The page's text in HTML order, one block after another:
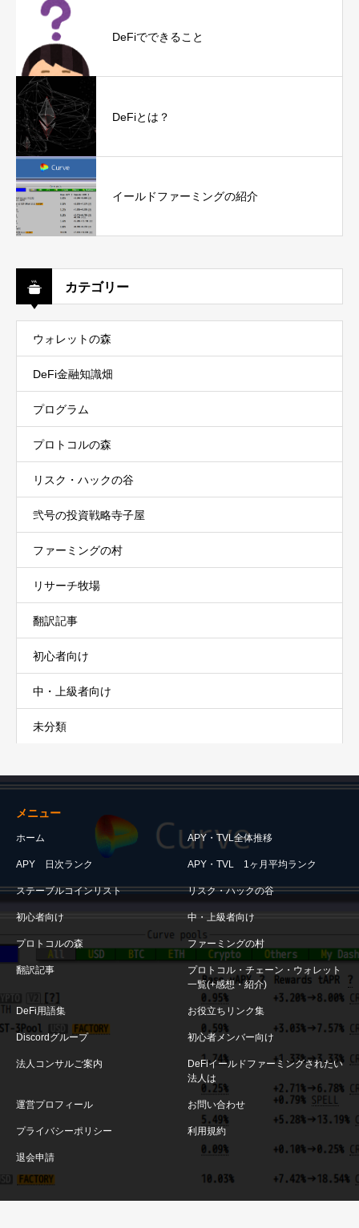
DeFiでできること
DeFiとは？
イールドファーミングの紹介
カテゴリー
ウォレットの森
DeFi金融知識畑
プログラム
プロトコルの森
リスク・ハックの谷
弐号の投資戦略寺子屋
ファーミングの村
リサーチ牧場
翻訳記事
初心者向け
中・上級者向け
未分類
メニュー
ホーム APY・TVL全体推移
APY 日次ランク APY・TVL 1ヶ月平均ランク
ステーブルコインリスト リスク・ハックの谷
初心者向け 中・上級者向け
プロトコルの森 ファーミングの村
翻訳記事
プロトコル・チェーン・ウォレット
一覧(+感想・紹介)
DeFi用語集 お役立ちリンク集
Discordグループ 初心者メンバー向け
法人コンサルご案内
DeFiイールドファーミングされたい
法人は
運営プロフィール お問い合わせ
プライバシーポリシー 利用規約
退会申請